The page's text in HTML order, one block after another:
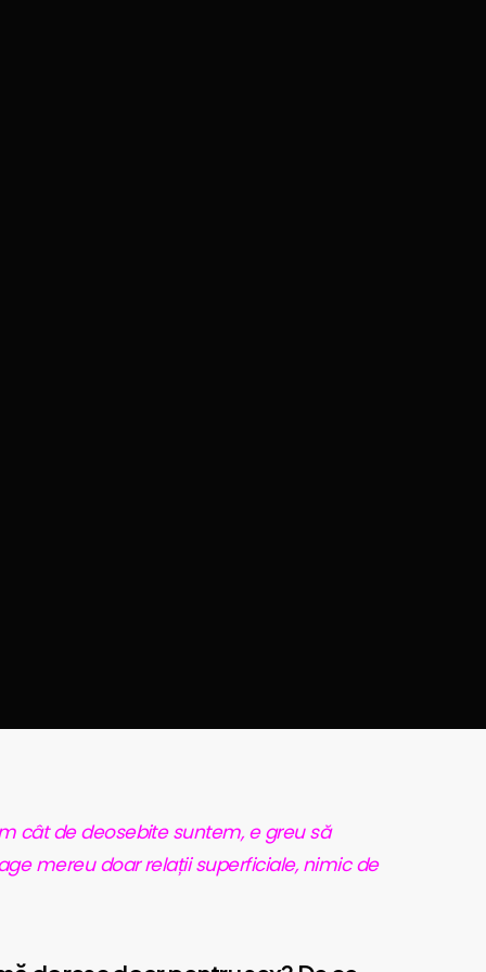
cât de deosebite suntem, e greu să
mereu doar relații superficiale, nimic de